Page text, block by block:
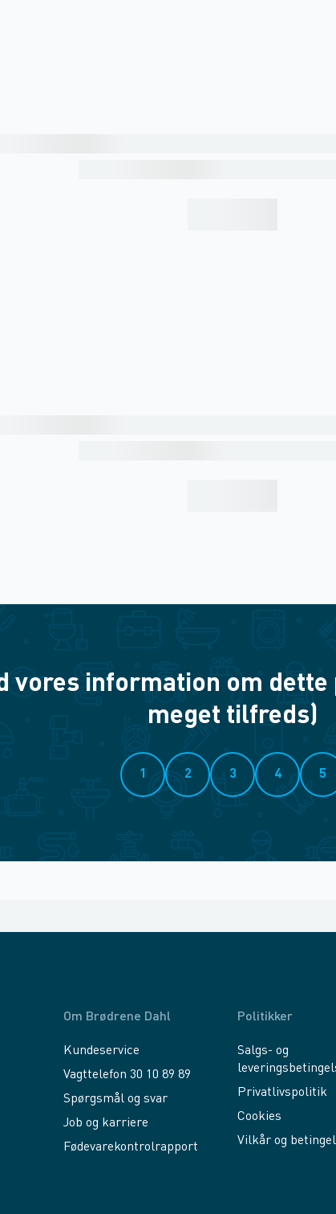
vores information om
meget tilfreds)
1 2 3 4 5
Om Brødrene Dahl
Kundeservice
Vagttelefon 30 10 89 89
Spørgsmål og svar
Job og karriere
Fødevarekontrolrapport
Politikker
Salgs- og
Privatlivspolitik
Cookies
Vilkår og